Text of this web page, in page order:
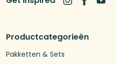
Productcategorieën
Pakketten & Sets